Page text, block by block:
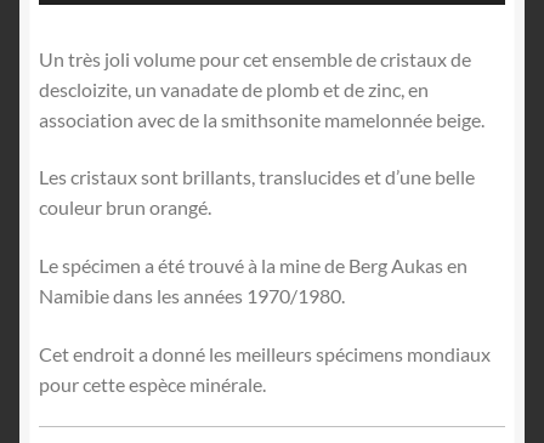
Un très joli volume pour cet ensemble de cristaux de
descloizite, un vanadate de plomb et de zinc, en
association avec de la smithsonite mamelonnée beige.
Les cristaux sont brillants, translucides et d’une belle
couleur brun orangé.
Le spécimen a été trouvé à la mine de Berg Aukas en
Namibie dans les années 1970/1980.
Cet endroit a donné les meilleurs spécimens mondiaux
pour cette espèce minérale.